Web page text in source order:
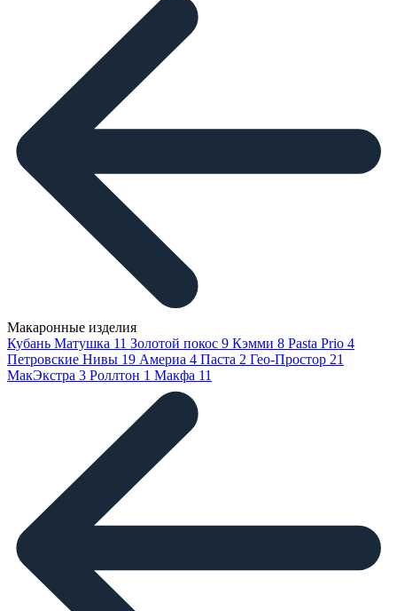
Макаронные изделия
Кубань Матушка 11 Золотой покос 9 Кэмми 8 Pasta Prio 4
Петровские Нивы 19 Америа 4 Паста 2 Гео-Простор 21
МакЭкстра 3 Роллтон 1 Макфа 11